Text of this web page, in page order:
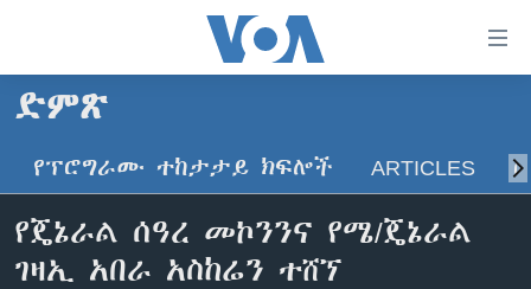
ማገናኛዎች
ዋናው
ይዘት
እለፍ
ወደ
ዋናው
ዜና
ኢትዮጵያ
ኑሮ በጤንነት
ከምሽቱ ሦስት ሰዓት የአማርኛ ዜና
ድምጽ
የፕሮግራሙ ተከታታይ ክፍሎች ARTICLES
የጄኔራል ሰዓረ መኮንንና የሜ/ጄኔራል
ገዛኢ አበራ አስከሬን ተሸኘ